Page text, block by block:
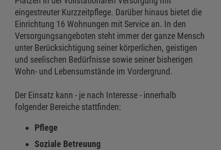
eingestreuter Kurzzeitpflege. Darüber hinaus bietet die
Einrichtung 16 Wohnungen mit Service an. In den
Versorgungsangeboten steht immer der ganze Mensch
unter Berücksichtigung seiner körperlichen, geistigen
und seelischen Bedürfnisse sowie seiner bisherigen
Wohn- und Lebensumstände im Vordergrund.
Der Einsatz kann - je nach Interesse - innerhalb
folgender Bereiche stattfinden:
Pflege
Soziale Betreuung